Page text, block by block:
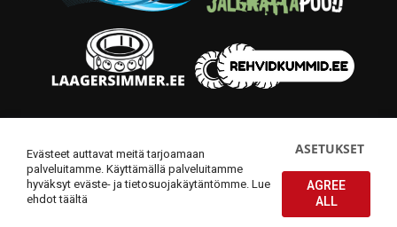
Evästeet auttavat meitä tarjoamaan
palveluitamme. Käyttämällä palveluitamme
hyväksyt eväste- ja tietosuojakäytäntömme.Lue
ehdot täältä
ASETUKSET
AGREE
ALL